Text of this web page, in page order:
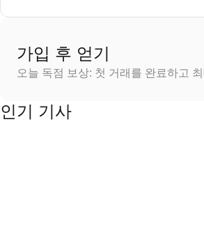
가입 후 얻기
오늘 독점 보상: 첫 거래를 완료하고
인기 기사